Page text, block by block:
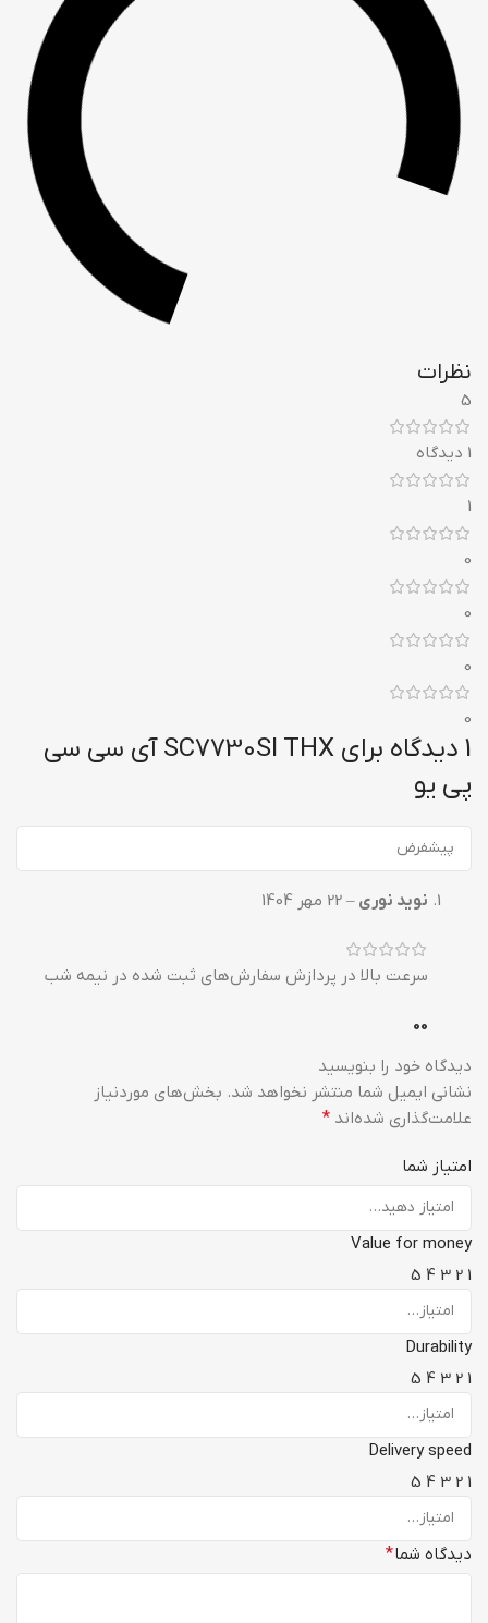
نظرات
5
1 دیدگاه
1
0
0
0
0
1 دیدگاه برای
SC7730SI THX آی سی سی
پی یو
نوید نوری – 22 مهر 1404
سرعت بالا در پردازش سفارش‌های ثبت شده در نیمه شب
0
0
دیدگاه خود را بنویسید
نشانی ایمیل شما منتشر نخواهد شد. بخش‌های موردنیاز
علامت‌گذاری شده‌اند *
امتیاز شما
Value for money
1
2
3
4
5
Durability
1
2
3
4
5
Delivery speed
1
2
3
4
5
دیدگاه شما*